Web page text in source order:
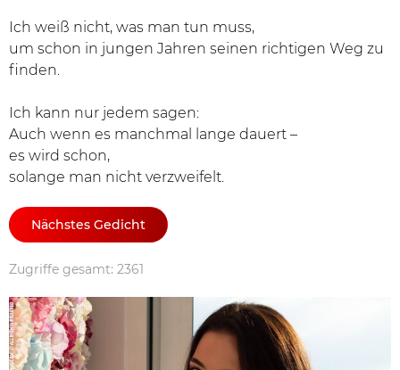
Ich weiß nicht, was man tun muss,
um schon in jungen Jahren seinen richtigen Weg zu
finden.
Ich kann nur jedem sagen:
Auch wenn es manchmal lange dauert –
es wird schon,
solange man nicht verzweifelt.
Nächstes Gedicht
Zugriffe gesamt: 2361